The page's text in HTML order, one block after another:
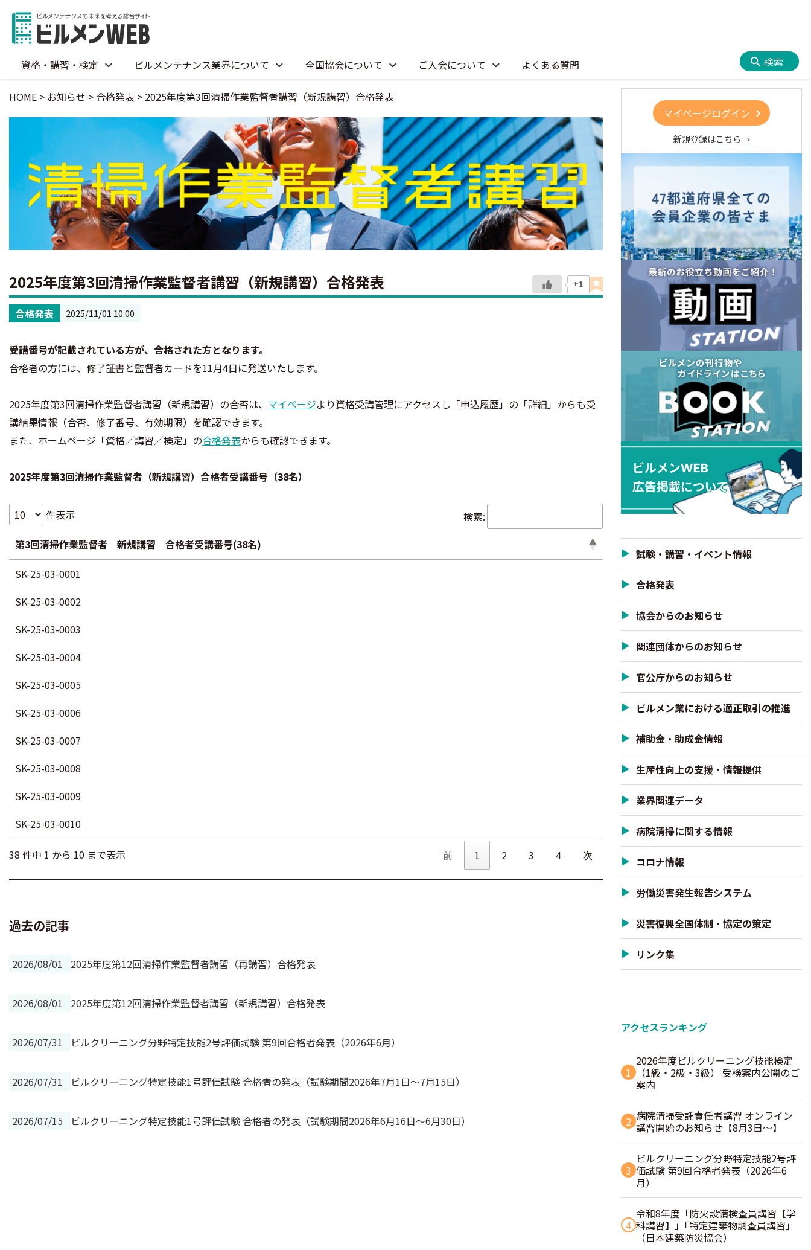
資格・講習・検定 ビルメンテナンス業界について 全国協会について ご入会について よくある質問 検索
HOME > お知らせ > 合格発表 > 2025年度第3回清掃作業監督者講習（新規講習）合格発表
2025年度第3回清掃作業監督者講習（新規講習）合格発表 +1
合格発表 2025/11/01 10:00
受講番号が記載されている方が、合格された方となります。
合格者の方には、修了証書と監督者カードを11月4日に発送いたします。
2025年度第3回清掃作業監督者講習（新規講習）の合否は、 マイページより資格受講管理にアクセスし「申込履歴」の「詳細」からも受
講結果情報（合否、修了番号、有効期限）を確認できます。
また、ホームページ「資格／講習／検定」の合格発表からも確認できます。
2025年度第3回清掃作業監督者（新規講習）合格者受講番号（38名）
件表示
検索:
第3回清掃作業監督者 新規講習 合格者受講番号(38名)
SK-25-03-0001
SK-25-03-0002
SK-25-03-0003
SK-25-03-0004
SK-25-03-0005
SK-25-03-0006
SK-25-03-0007
SK-25-03-0008
SK-25-03-0009
SK-25-03-0010
38 件中 1 から 10 まで表示 前 1 2 3 4 次
過去の記事
2026/08/01 2025年度第12回清掃作業監督者講習（再講習）合格発表
2026/08/01 2025年度第12回清掃作業監督者講習（新規講習）合格発表
2026/07/31 ビルクリーニング分野特定技能2号評価試験 第9回合格者発表（2026年6月）
2026/07/31 ビルクリーニング特定技能1号評価試験 合格者の発表（試験期間2026年7月1日～7月15日）
2026/07/15 ビルクリーニング特定技能1号評価試験 合格者の発表（試験期間2026年6月16日～6月30日）
マイページログイン
新規登録はこちら
試験・講習・イベント情報
合格発表
協会からのお知らせ
関連団体からのお知らせ
官公庁からのお知らせ
ビルメン業における適正取引の推進
補助金・助成金情報
生産性向上の支援・情報提供
業界関連データ
病院清掃に関する情報
コロナ情報
労働災害発生報告システム
災害復興全国体制・協定の策定
リンク集
アクセスランキング
1
2026年度ビルクリーニング技能検定
（1級・2級・3級） 受検案内公開のご
案内
2 病院清掃受託責任者講習 オンライン
講習開始のお知らせ【8月3日～】
3
ビルクリーニング分野特定技能2号評
価試験 第9回合格者発表（2026年6
月）
4
令和8年度「防火設備検査員講習【学
科講習】」｢特定建築物調査員講習｣
（日本建築防災協会）